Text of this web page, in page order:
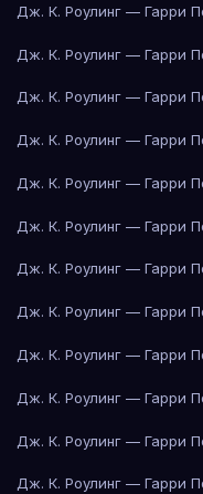
Дж. К. Роулинг — Гарри
Дж. К. Роулинг — Гарри
Дж. К. Роулинг — Гарри
Дж. К. Роулинг — Гарри
Дж. К. Роулинг — Гарри
Дж. К. Роулинг — Гарри
Дж. К. Роулинг — Гарри
Дж. К. Роулинг — Гарри
Дж. К. Роулинг — Гарри
Дж. К. Роулинг — Гарри
Дж. К. Роулинг — Гарри
Дж. К. Роулинг — Гарри